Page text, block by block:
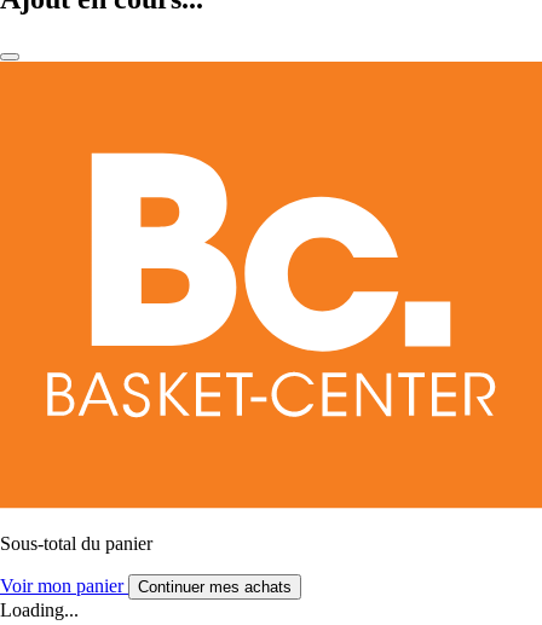
Sous-total du panier
Voir mon panier Continuer mes achats
Loading...